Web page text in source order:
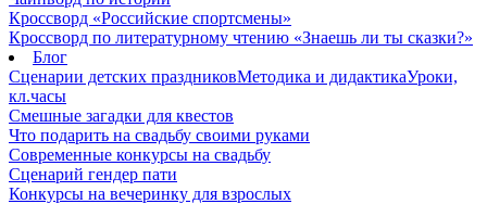
Кроссворд «Российские спортсмены»
Кроссворд по литературному чтению «Знаешь ли ты сказки?»
Блог
Сценарии детских праздниковМетодика и дидактикаУроки,
кл.часы
Смешные загадки для квестов
Что подарить на свадьбу своими руками
Современные конкурсы на свадьбу
Сценарий гендер пати
Конкурсы на вечеринку для взрослых